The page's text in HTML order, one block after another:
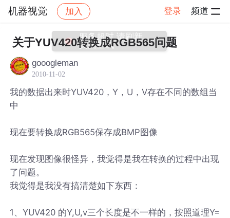
机器视觉 加入 登录 频道
社区 机器视觉 帖子详情
关于YUV420转换成RGB565问题
gooogleman
2010-11-02
我的数据出来时YUV420，Y，U，V存在不同的数组当
中
现在要转换成RGB565保存成BMP图像
现在发现图像很怪异，我觉得是我在转换的过程中出现
了问题。
我觉得是我没有搞清楚如下东西：
1、YUV420 的Y,U,v三个长度是不一样的，按照道理Y=